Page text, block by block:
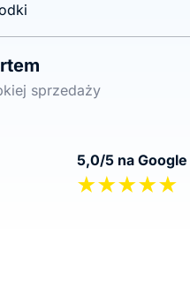
sprzedaży
5,0/5 na Google
★★★★★